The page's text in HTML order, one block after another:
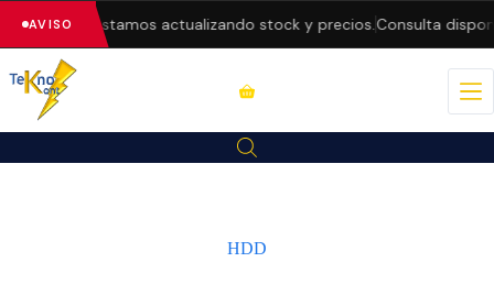
AVISO
— estamos actualizando stock y precios.Consulta
HDD